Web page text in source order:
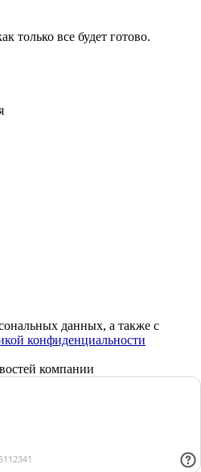
только все будет готово.
данных, а также с
конфиденциальности
компании